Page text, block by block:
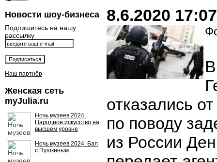
Новости шоу-бизнеса
Подпишитесь на нашу
рассылку
Наш партнёр
Женская сеть
myJulia.ru
Ночь музеев 2024.
Народное искусство на
высшем уровне
Ночь музеев 2024. Бал
с Пушкиным
8.6.2020 17:07
отказались
по поводу
из России